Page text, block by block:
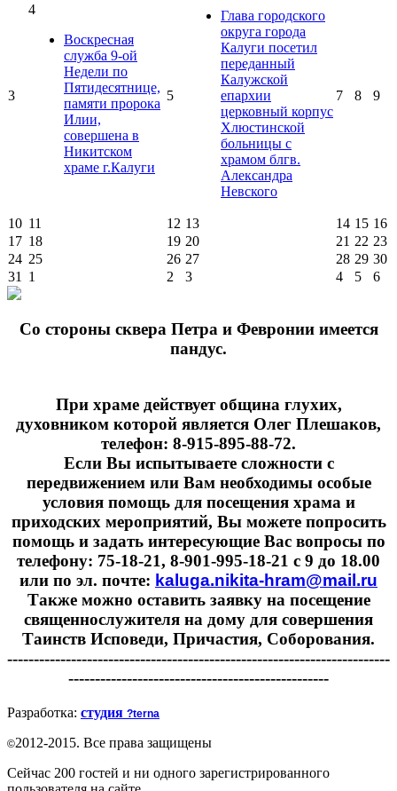
3
4
Воскресная
служба 9-ой
Недели по
Пятидесятнице,
памяти пророка
Илии,
совершена в
Никитском
храме г.Калуги
5
Глава городского
округа города
Калуги посетил
переданный
Калужской
епархии
церковный корпус
Хлюстинской
больницы с
храмом блгв.
Александра
Невского
7 8 9
10 11 12 13 14 15 16
17 18 19 20 21 22 23
24 25 26 27 28 29 30
31
1 2 3 4 5 6
Cо стороны сквера Петра и Февронии имеется
пандус.
При храме действует община глухих,
духовником которой является Олег Плешаков,
телефон: 8-915-895-88-72.
Если Вы испытываете сложности с
передвижением или Вам необходимы особые
условия помощь для посещения храма и
приходских мероприятий, Вы можете попросить
помощь и задать интересующие Вас вопросы по
телефону: 75-18-21, 8-901-995-18-21 с 9 до 18.00
или по эл. почте: kaluga.nikita-hram@mail.ru
Также можно оставить заявку на посещение
священнослужителя на дому для совершения
Таинств Исповеди, Причастия, Соборования.
------------------------------------------------------------------------
-------------------------------------------------
Разработка: студия ?terna
©2012-2015. Все права защищены
Сейчас 200 гостей и ни одного зарегистрированного